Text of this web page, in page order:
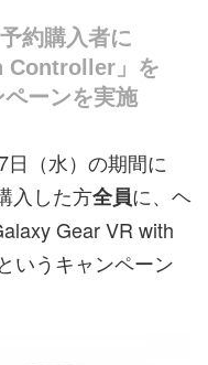
約購入者に
Controller」を
ーンを実施
（水）の期間に
入した方全員に、ヘ
Gear VR with
いうキャンペーン